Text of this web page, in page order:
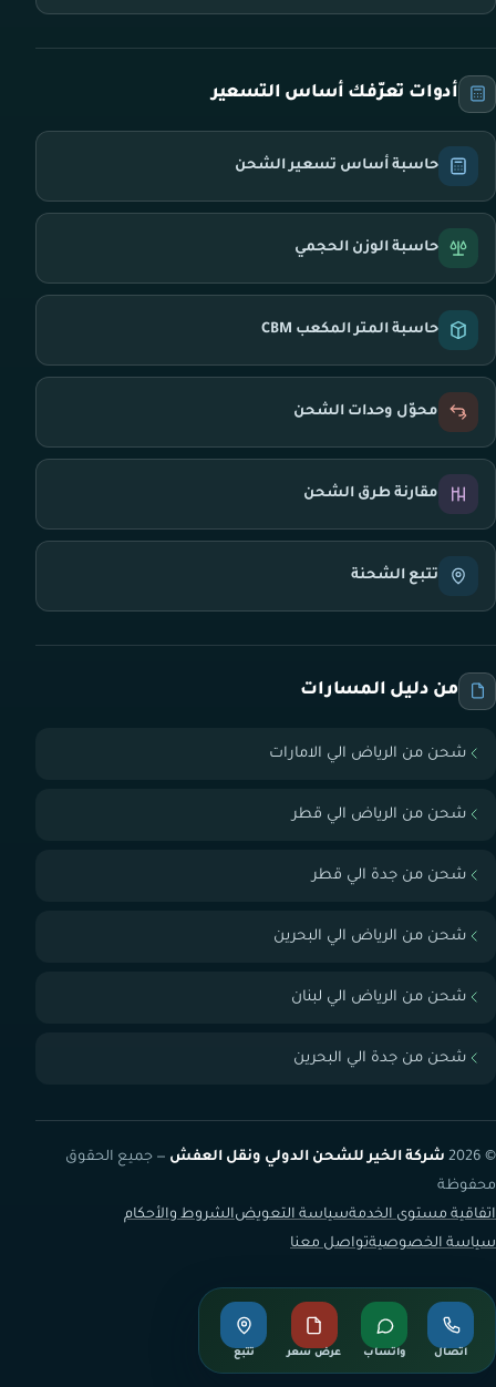
أدوات تعرّفك أساس التسعير
حاسبة أساس تسعير الشحن
حاسبة الوزن الحجمي
حاسبة المتر المكعب CBM
محوّل وحدات الشحن
مقارنة طرق الشحن
تتبع الشحنة
من دليل المسارات
شحن من الرياض الي الامارات
شحن من الرياض الي قطر
شحن من جدة الي قطر
شحن من الرياض الي البحرين
شحن من الرياض الي لبنان
شحن من جدة الي البحرين
© 2026 شركة الخير للشحن الدولي ونقل العفش — جميع الحقوق
محفوظة
اتفاقية مستوى الخدمةسياسة التعويضالشروط والأحكام
سياسة الخصوصيةتواصل معنا
اتصال واتساب عرض سعر تتبع